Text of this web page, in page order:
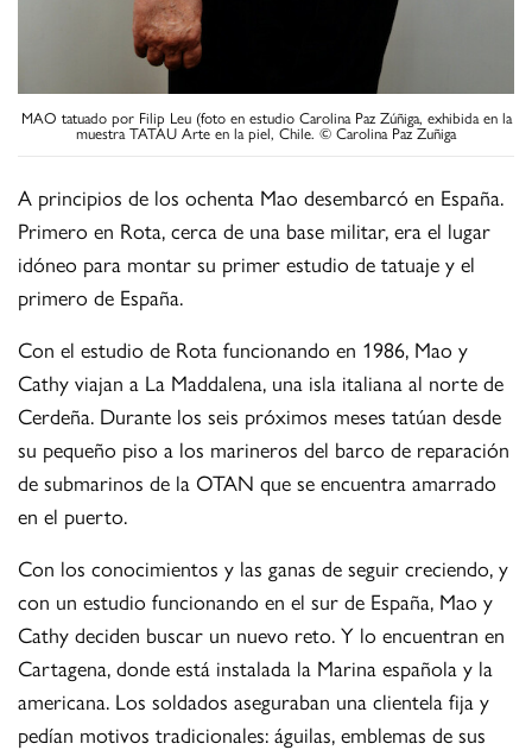
MAO tatuado por Filip Leu (foto en estudio Carolina Paz Zúñiga, exhibida en la
muestra TATAU Arte en la piel, Chile. © Carolina Paz Zuñiga
A principios de los ochenta Mao desembarcó en España.
Primero en Rota, cerca de una base militar, era el lugar
idóneo para montar su primer estudio de tatuaje y el
primero de España.
Con el estudio de Rota funcionando en 1986, Mao y
Cathy viajan a La Maddalena, una isla italiana al norte de
Cerdeña. Durante los seis próximos meses tatúan desde
su pequeño piso a los marineros del barco de reparación
de submarinos de la OTAN que se encuentra amarrado
en el puerto.
Con los conocimientos y las ganas de seguir creciendo, y
con un estudio funcionando en el sur de España, Mao y
Cathy deciden buscar un nuevo reto. Y lo encuentran en
Cartagena, donde está instalada la Marina española y la
americana. Los soldados aseguraban una clientela fija y
pedían motivos tradicionales: águilas, emblemas de sus